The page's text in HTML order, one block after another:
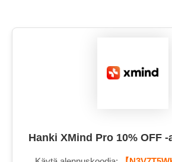
Hanki XMind Pro 10% OFF